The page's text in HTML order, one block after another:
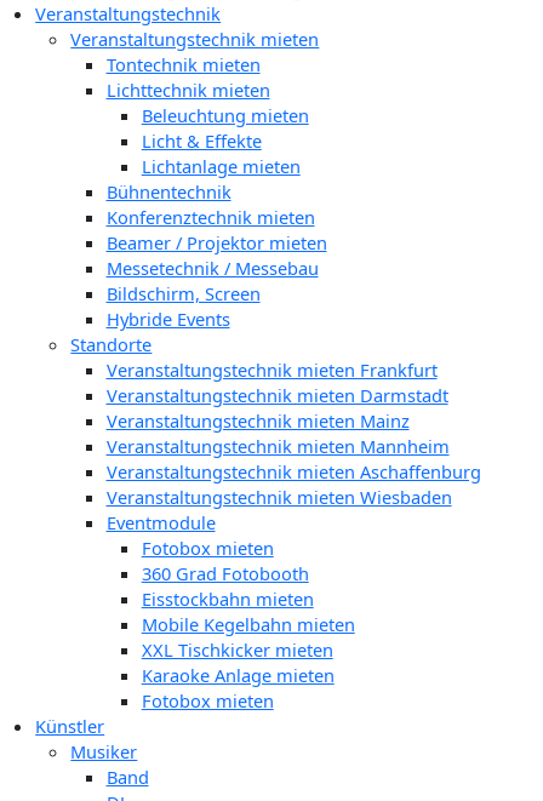
Veranstaltungstechnik
Veranstaltungstechnik mieten
Tontechnik mieten
Lichttechnik mieten
Beleuchtung mieten
Licht & Effekte
Lichtanlage mieten
Bühnentechnik
Konferenztechnik mieten
Beamer / Projektor mieten
Messetechnik / Messebau
Bildschirm, Screen
Hybride Events
Standorte
Veranstaltungstechnik mieten Frankfurt
Veranstaltungstechnik mieten Darmstadt
Veranstaltungstechnik mieten Mainz
Veranstaltungstechnik mieten Mannheim
Veranstaltungstechnik mieten Aschaffenburg
Veranstaltungstechnik mieten Wiesbaden
Eventmodule
Fotobox mieten
360 Grad Fotobooth
Eisstockbahn mieten
Mobile Kegelbahn mieten
XXL Tischkicker mieten
Karaoke Anlage mieten
Fotobox mieten
Künstler
Musiker
Band